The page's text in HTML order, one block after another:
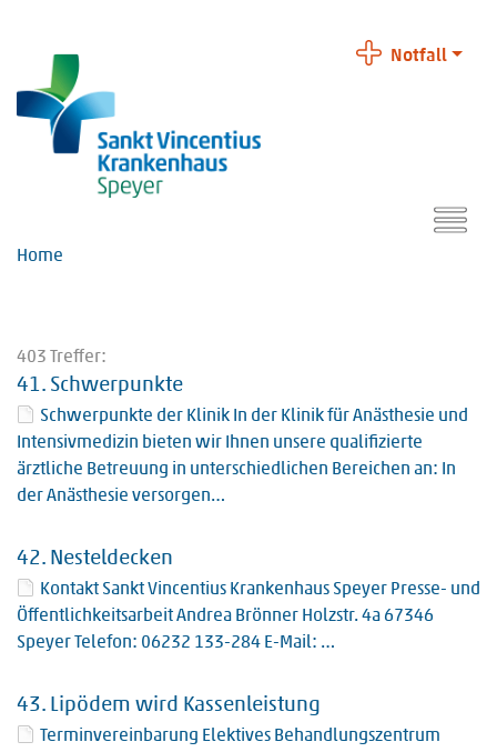
Notfall
Home
403 Treffer:
41. Schwerpunkte
Schwerpunkte der Klinik In der Klinik für Anästhesie und
Intensivmedizin bieten wir Ihnen unsere qualifizierte
ärztliche Betreuung in unterschiedlichen Bereichen an: In
der Anästhesie versorgen…
42. Nesteldecken
Kontakt Sankt Vincentius Krankenhaus Speyer Presse- und
Öffentlichkeitsarbeit Andrea Brönner Holzstr. 4a 67346
Speyer Telefon: 06232 133-284 E-Mail: …
43. Lipödem wird Kassenleistung
Terminvereinbarung Elektives Behandlungszentrum